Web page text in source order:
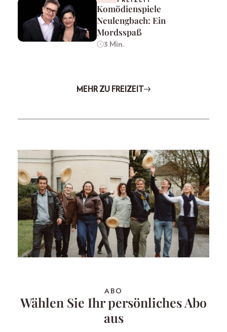
Komödienspiele
Neulengbach: Ein
Mordsspaß
3 Min.
MEHR ZU FREIZEIT
ABO
Wählen Sie Ihr persönliches Abo
aus